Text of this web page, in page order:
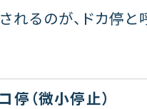
れるのが、ドカ停
停（微小停止）